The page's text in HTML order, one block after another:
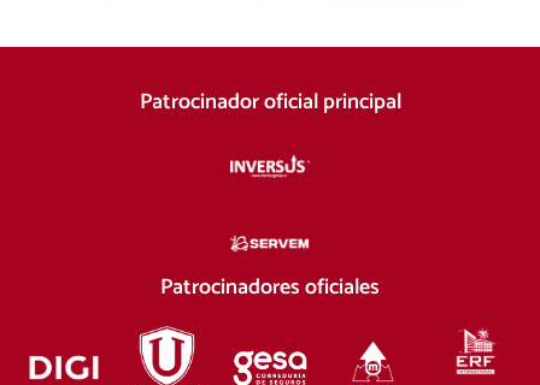
Patrocinador oficial principal
Patrocinadores oficiales